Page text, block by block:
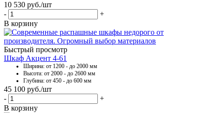
10 530 руб./шт
-
+
В корзину
Быстрый просмотр
Шкаф Акцент 4-61
Ширина: от 1200 - до 2000 мм
Высота: от 2000 - до 2600 мм
Глубина: от 450 - до 600 мм
45 100 руб./шт
-
+
В корзину